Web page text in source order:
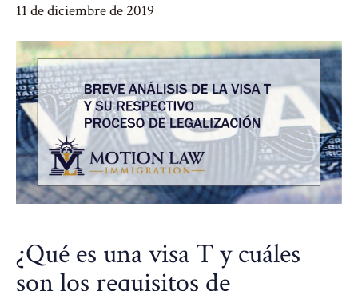
11 de diciembre de 2019
¿Qué es una visa T y cuáles
son los requisitos de